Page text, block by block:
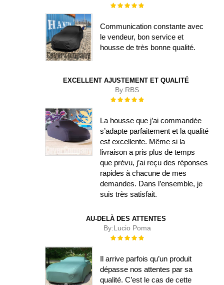
Évaluation :
Communication constante avec
le vendeur, bon service et
housse de très bonne qualité.
EXCELLENT AJUSTEMENT ET QUALITÉ
By:RBS
Évaluation :
La housse que j’ai commandée
s’adapte parfaitement et la qualité
est excellente. Même si la
livraison a pris plus de temps
que prévu, j’ai reçu des réponses
rapides à chacune de mes
demandes. Dans l’ensemble, je
suis très satisfait.
AU-DELÀ DES ATTENTES
By:Lucio Poma
Évaluation :
Il arrive parfois qu’un produit
dépasse nos attentes par sa
qualité. C’est le cas de cette